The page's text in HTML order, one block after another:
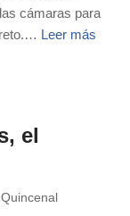
cámaras para
Leer más
el
Quincenal